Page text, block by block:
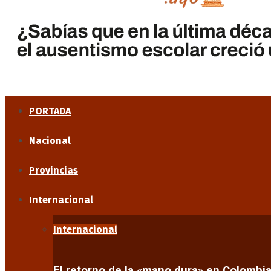
PORTADA
Nacional
Provincias
Internacional
Internacional